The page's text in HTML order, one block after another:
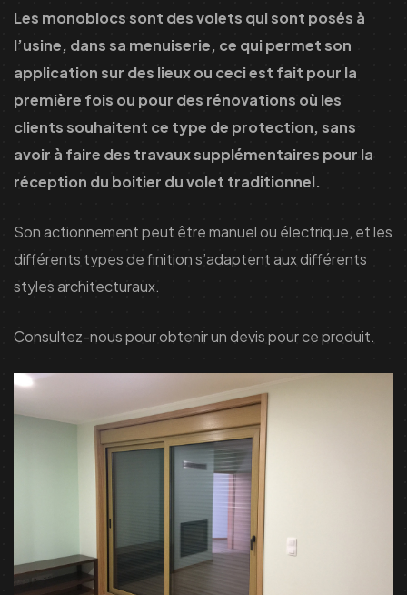
Les monoblocs sont des volets qui sont posés à
l’usine, dans sa menuiserie, ce qui permet son
application sur des lieux ou ceci est fait pour la
première fois ou pour des rénovations où les
clients souhaitent ce type de protection, sans
avoir à faire des travaux supplémentaires pour la
réception du boitier du volet traditionnel.
Son actionnement peut être manuel ou électrique, et les
différents types de finition s’adaptent aux différents
styles architecturaux.
Consultez-nous pour obtenir un devis pour ce produit.